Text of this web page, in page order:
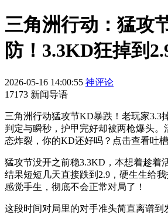
三角洲行动：猛攻
防！3.3KD狂掉到
2026-05-16 14:00:55 神评论
17173 新闻导语
三角洲行动猛攻节KD暴跌！老玩家3.3
判定与瞬秒，护甲完好却被两枪爆头。
态炸裂，你的KD还好吗？点击查看吐槽
猛攻节没开之前稳3.3KD，本想着趁着
结果短短几天直接跌到2.9，硬生生给
感觉手生，彻底不会正常对局了！
这段时间对局里的对手准头简直离谱到